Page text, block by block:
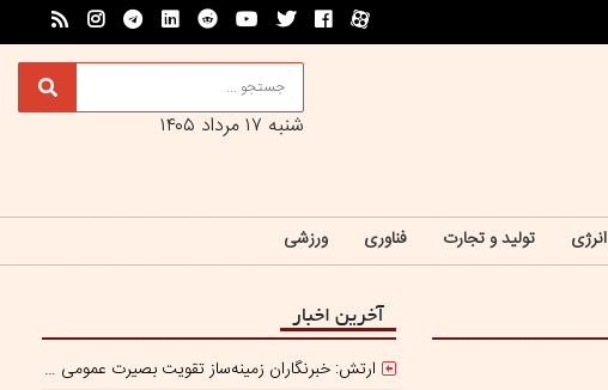
شنبه ۱۷ مرداد ۱۴۰۵
انرژی تولید و تجارت فناوری ورزشی
آخرین اخبار
ارتش: خبرنگاران زمینه‌ساز تقویت بصیرت عمومی جامعه هستند